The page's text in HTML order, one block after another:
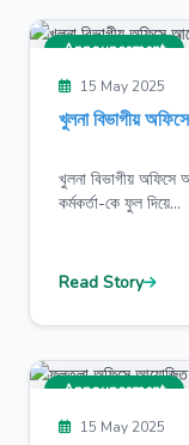
Announcement
15 May 2025
খুলনা বিভাগীয়
খুলনা বিভাগীয় অফিসে
কর্মকর্তা-কে ফুল দিয়ে...
Read Story
Announcement
15 May 2025